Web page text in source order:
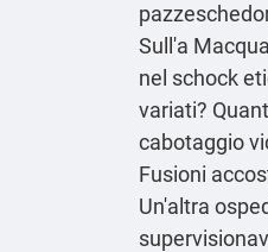
Sull'a
nel schock
variati?
cabotaggio
Fusioni
Un'altra